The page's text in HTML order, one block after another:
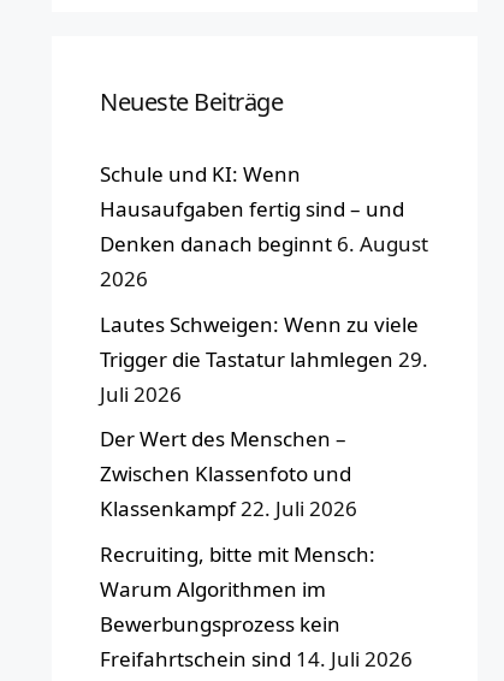
Neueste Beiträge
Schule und KI: Wenn
Hausaufgaben fertig sind – und
Denken danach beginnt 6. August
2026
Lautes Schweigen: Wenn zu viele
Trigger die Tastatur lahmlegen 29.
Juli 2026
Der Wert des Menschen –
Zwischen Klassenfoto und
Klassenkampf22. Juli 2026
Recruiting, bitte mit Mensch:
Warum Algorithmen im
Bewerbungsprozess kein
Freifahrtschein sind 14. Juli 2026